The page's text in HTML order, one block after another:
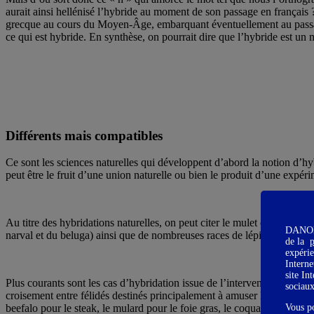
aurait ainsi hellénisé l’hybride au moment de son passage en
grecque au cours du Moyen-Âge, embarquant éventuellement au
ce qui est hybride. En synthèse, on pourrait dire que l’hybride est
Différents mais compatibles
Ce sont les sciences naturelles qui développent d’abord la notion
peut être le fruit d’une union naturelle ou bien le produit d’une
Au titre des hybridations naturelles, on peut citer le mulet et le
narval et du beluga) ainsi que de nombreuses races de lépidoptères
Plus courants sont les cas d’hybridation issue de l’intervention
croisement entre félidés destinés principalement à amuser la galerie
beefalo pour le steak, le mulard pour le foie gras, le coquard pour le
de la
site
Vous